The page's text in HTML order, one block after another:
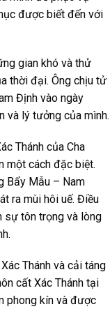
được biết đến với
gian khó và thử
thời đại. Ông chịu tử
Định vào ngày
và lý tưởng của mình.
Thánh của Cha
một cách đặc biệt.
Bẩy Mẫu – Nam
ra mùi hôi uế. Điều
sự tôn trọng và lòng
Thánh và cải táng
cất Xác Thánh tại
phong kín và được